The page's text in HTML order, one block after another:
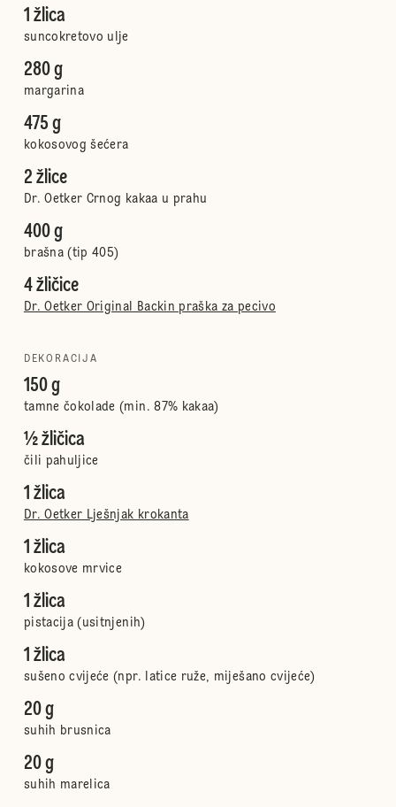
1 žlica
suncokretovo ulje
280 g
margarina
475 g
kokosovog šećera
2 žlice
Dr. Oetker Crnog kakaa u prahu
400 g
brašna (tip 405)
4 žličice
Dr. Oetker Original Backin praška za pecivo
DEKORACIJA
150 g
tamne čokolade (min. 87% kakaa)
½ žličica
čili pahuljice
1 žlica
Dr. Oetker Lješnjak krokanta
1 žlica
kokosove mrvice
1 žlica
pistacija (usitnjenih)
1 žlica
sušeno cvijeće (npr. latice ruže, miješano cvijeće)
20 g
suhih brusnica
20 g
suhih marelica